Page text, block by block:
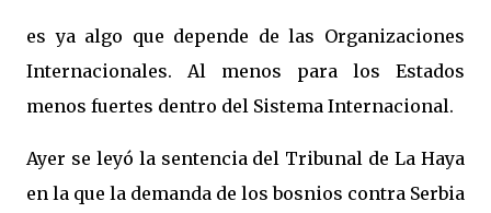
es ya algo que depende de las Organizaciones
Internacionales. Al menos para los Estados
menos fuertes dentro del Sistema Internacional.
Ayer se leyó la sentencia del Tribunal deLa Haya
en la que la demanda de los bosnios contra Serbia